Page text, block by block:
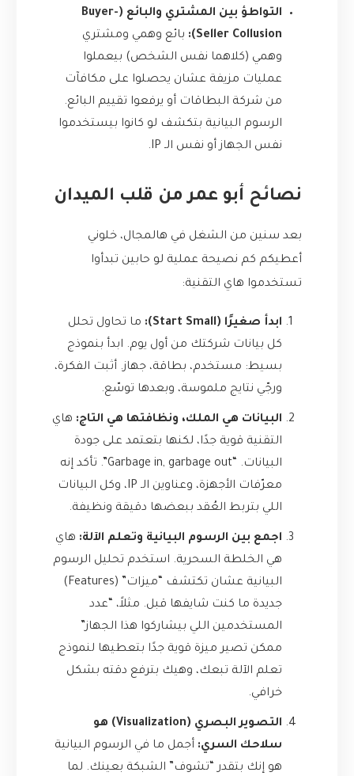
التواطؤ بين المشتري والبائع (Buyer-
Seller Collusion):
بائع وهمي ومشتري
وهمي (كلاهما نفس الشخص) بيعملوا
عمليات مزيفة عشان يحصلوا على مكافآت
من شركة البطاقات أو يرفعوا تقييم البائع.
الرسوم البيانية بتكشف لو كانوا بيستخدموا
نفس الجهاز أو نفس الـ IP.
نصائح أبو عمر من قلب الميدان
بعد سنين من الشغل في هالمجال، خلوني
أعطيكم كم نصيحة عملية لو حابين تبدأوا
تستخدموا هاي التقنية:
ابدأ صغيرًا (Start Small):
ما تحاول تحلل
كل بيانات شركتك من أول يوم. ابدأ بنموذج
بسيط: مستخدم، بطاقة، جهاز. أثبت الفكرة،
ورجّي نتايج ملموسة، وبعدها توسّع.
البيانات هي الملك، ونظافتها هي التاج: هاي
التقنية قوية جدًا، لكنها بتعتمد على جودة
البيانات. “Garbage in, garbage out”. تأكد إنه
معرّفات الأجهزة، وعناوين الـ IP، وكل البيانات
اللي بتربط العُقد ببعضها دقيقة ونظيفة.
اجمع بين الرسوم البيانية وتعلم الآلة: هاي
هي الخلطة السحرية. استخدم تحليل الرسوم
البيانية عشان تكتشف “ميزات” (Features)
جديدة ما كنت شايفها قبل. مثلاً، “عدد
المستخدمين اللي بيشاركوا هذا الجهاز”
ممكن تصير ميزة قوية جدًا بتعطيها لنموذج
تعلم الآلة تبعك، وهيك بترفع دقته بشكل
خرافي.
التصوير البصري (Visualization) هو
سلاحك السري: أجمل ما في الرسوم البيانية
هو إنك بتقدر “تشوف” الشبكة بعينك. لما